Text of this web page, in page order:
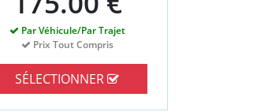
Par Véhicule/Par Trajet
Prix Tout Compris
SÉLECTIONNER